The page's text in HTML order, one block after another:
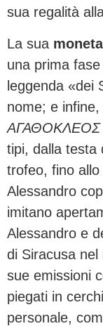
sua regalità
La sua
una prima
leggenda «dei
nome; e
ΑΓΑΘΟΚΛΕΟΣ
tipi, dalla testa
trofeo, fino allo
Alessandro
imitano
Alessandro e
di Siracusa nel
sue emissioni
piegati in
personale,